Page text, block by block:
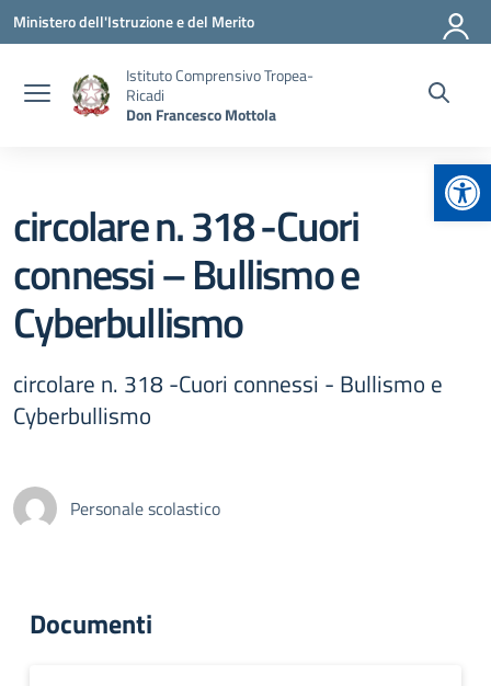
Vai ai contenuti
Vai al menu di navigazione
Vai al footer
Ministero dell'Istruzione e del Merito
Istituto Comprensivo Tropea-
Ricadi
Don Francesco Mottola
circolare n. 318 -Cuori
connessi – Bullismo e
Cyberbullismo
circolare n. 318 -Cuori connessi - Bullismo e
Cyberbullismo
Personale scolastico
Documenti